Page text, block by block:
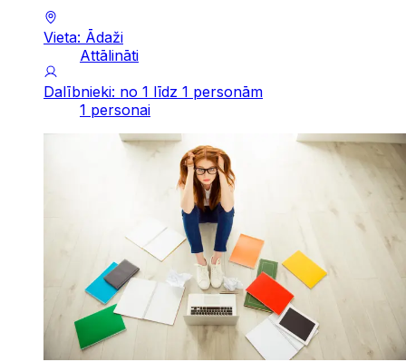
Vieta: Ādaži
Attālināti
Dalībnieki: no 1 līdz 1 personām
1 personai